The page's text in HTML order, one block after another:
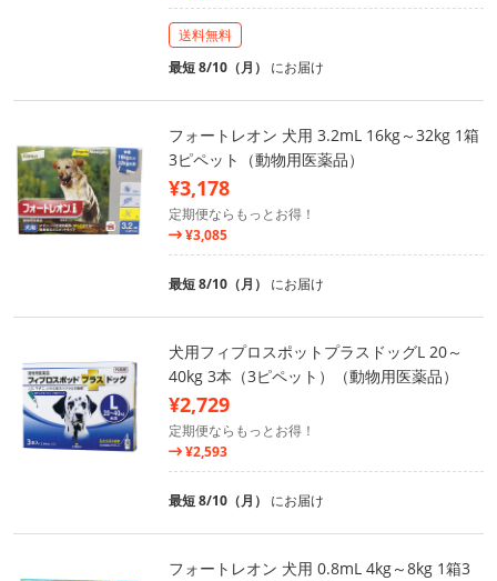
送料無料
最短 8/10（月） にお届け
フォートレオン 犬用 3.2mL 16kg～32kg 1箱
3ピペット（動物用医薬品）
¥3,178
定期便ならもっとお得！
¥3,085
最短 8/10（月） にお届け
犬用フィプロスポットプラスドッグL 20～
40kg 3本（3ピペット）（動物用医薬品）
¥2,729
定期便ならもっとお得！
¥2,593
最短 8/10（月） にお届け
フォートレオン 犬用 0.8mL 4kg～8kg 1箱3